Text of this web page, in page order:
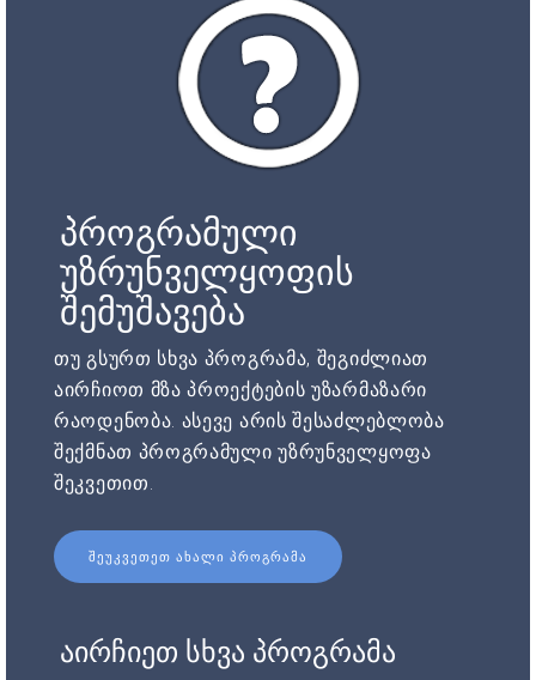
პროგრამული
უზრუნველყოფის
შემუშავება
თუ გსურთ სხვა პროგრამა, შეგიძლიათ
აირჩიოთ მზა პროექტების უზარმაზარი
რაოდენობა. ასევე არის შესაძლებლობა
შექმნათ პროგრამული უზრუნველყოფა
შეკვეთით.
ᲨᲔᲣᲙᲕᲔᲗᲔᲗ ᲐᲮᲐᲚᲘ ᲞᲠᲝᲒᲠᲐᲛᲐ
აირჩიეთ სხვა პროგრამა